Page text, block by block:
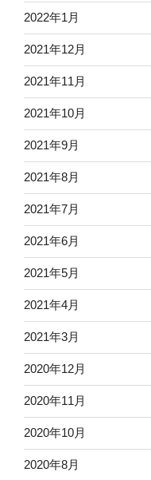
2022年1月
2021年12月
2021年11月
2021年10月
2021年9月
2021年8月
2021年7月
2021年6月
2021年5月
2021年4月
2021年3月
2020年12月
2020年11月
2020年10月
2020年8月